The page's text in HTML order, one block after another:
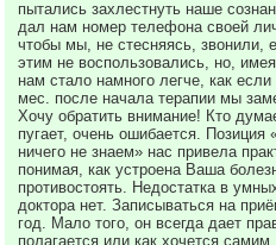
пытались захлестнуть наше
дал нам номер телефона своей
чтобы мы, не стесняясь,
этим не воспользовались, но,
нам стало намного легче, как
мес. после начала терапии мы
Хочу обратить внимание! Кто
пугает, очень ошибается.
ничего не знаем» нас привела
понимая, как устроена Ваша
противостоять. Недостатка в
доктора нет. Записываться на
год. Мало того, он всегда дает
полагается или как хочется